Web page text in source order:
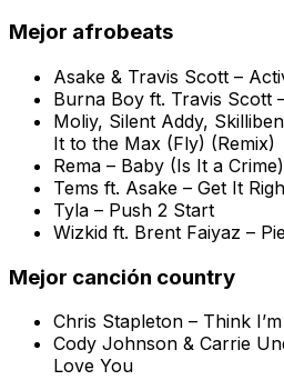
Mejor afrobeats
Asake & Travis Scott –
Burna Boy ft. Travis Scott
Moliy, Silent Addy,
It to the Max (Fly) (Remix)
Rema – Baby (Is It a Crime)
Tems ft. Asake – Get It
Tyla – Push 2 Start
Wizkid ft. Brent Faiyaz –
Mejor canción country
Chris Stapleton – Think
Cody Johnson & Carrie
Love You